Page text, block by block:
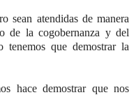
sean atendidas de manera
de la cogobernanza y del
tenemos que demostrar la
hace demostrar que nos